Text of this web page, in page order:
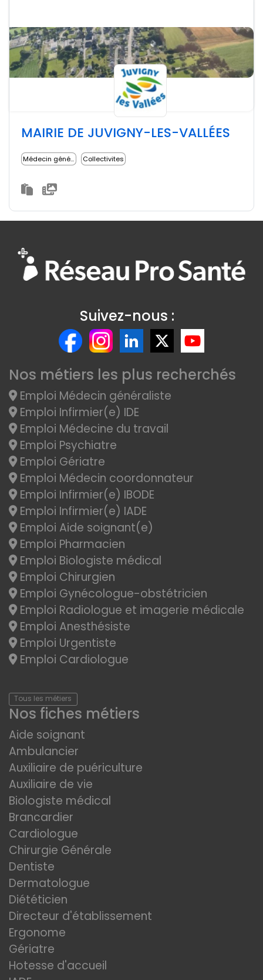
MAIRIE DE JUVIGNY-LES-VALLÉES
Médecin généraliste Collectivites
Suivez-nous :
Nos métiers les plus recherchés
Emploi Médecin généraliste
Emploi Infirmier(e) IDE
Emploi Médecine du travail
Emploi Psychiatre
Emploi Gériatre
Emploi Médecin coordonnateur
Emploi Infirmier(e) IBODE
Emploi Infirmier(e) IADE
Emploi Aide soignant(e)
Emploi Pharmacien
Emploi Biologiste médical
Emploi Chirurgien
Emploi Gynécologue-obstétricien
Emploi Radiologue et imagerie médicale
Emploi Anesthésiste
Emploi Urgentiste
Emploi Cardiologue
Tous les métiers
Nos fiches métiers
Aide soignant
Ambulancier
Auxiliaire de puériculture
Auxiliaire de vie
Biologiste médical
Brancardier
Cardiologue
Chirurgie Générale
Dentiste
Dermatologue
Diététicien
Directeur d'établissement
Ergonome
Gériatre
Hotesse d'accueil